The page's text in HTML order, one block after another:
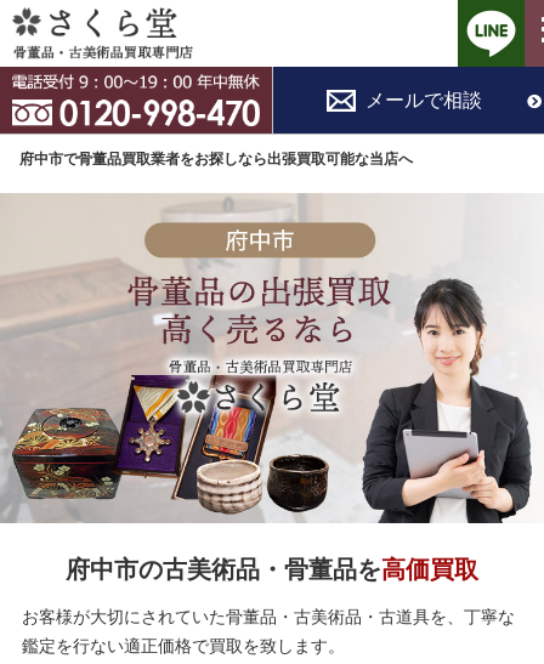
コ
ン
テ
ツ
府中市で骨董品買取業者をお探しなら出張買取可能な当店へ
メールで相談
府中市の古美術品・骨董品を高価買取
お客様が大切にされていた骨董品・古美術品・古道具を、丁寧な
鑑定を行ない適正価格で買取を致します。